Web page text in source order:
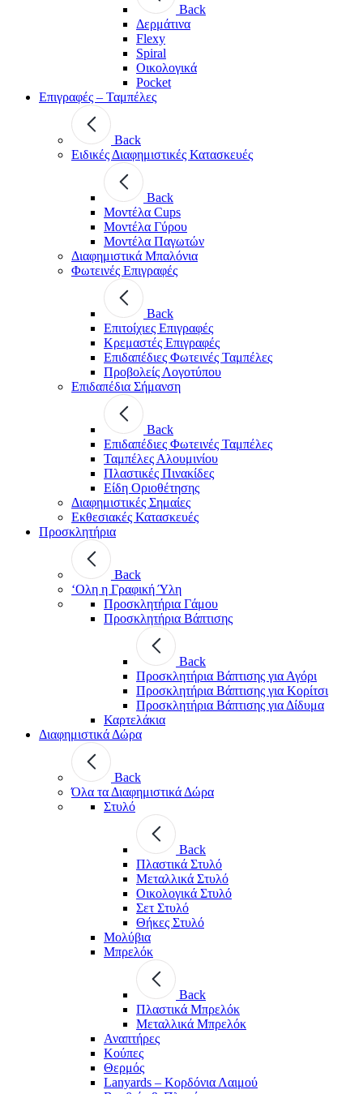
Back
Δερμάτινα
Flexy
Spiral
Οικολογικά
Pocket
Επιγραφές – Ταμπέλες
Back
Ειδικές Διαφημιστικές Κατασκευές
Back
Μοντέλα Cups
Μοντέλα Γύρου
Μοντέλα Παγωτών
Διαφημιστικά Μπαλόνια
Φωτεινές Επιγραφές
Back
Επιτοίχιες Επιγραφές
Κρεμαστές Επιγραφές
Επιδαπέδιες Φωτεινές Ταμπέλες
Προβολείς Λογοτύπου
Επιδαπέδια Σήμανση
Back
Επιδαπέδιες Φωτεινές Ταμπέλες
Ταμπέλες Αλουμινίου
Πλαστικές Πινακίδες
Είδη Οριοθέτησης
Διαφημιστικές Σημαίες
Εκθεσιακές Κατασκευές
Προσκλητήρια
Back
‘Ολη η Γραφική Ύλη
Προσκλητήρια Γάμου
Προσκλητήρια Βάπτισης
Back
Προσκλητήρια Βάπτισης για Αγόρι
Προσκλητήρια Βάπτισης για Κορίτσι
Προσκλητήρια Βάπτισης για Δίδυμα
Καρτελάκια
Διαφημιστικά Δώρα
Back
Όλα τα Διαφημιστικά Δώρα
Στυλό
Back
Πλαστικά Στυλό
Μεταλλικά Στυλό
Οικολογικά Στυλό
Σετ Στυλό
Θήκες Στυλό
Μολύβια
Μπρελόκ
Back
Πλαστικά Μπρελόκ
Μεταλλικά Μπρελόκ
Αναπτήρες
Κούπες
Θερμός
Lanyards – Kορδόνια Λαιμού